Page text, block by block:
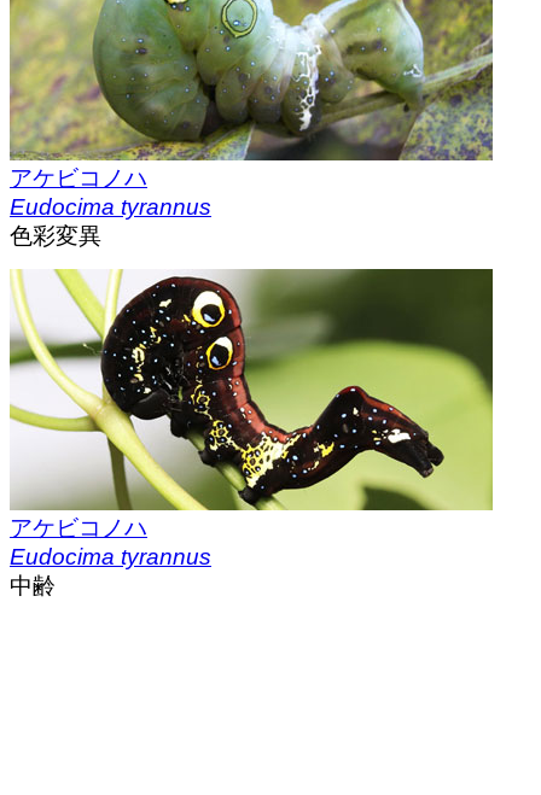
アケビコノハ
Eudocima tyrannus
色彩変異
アケビコノハ
Eudocima tyrannus
中齢